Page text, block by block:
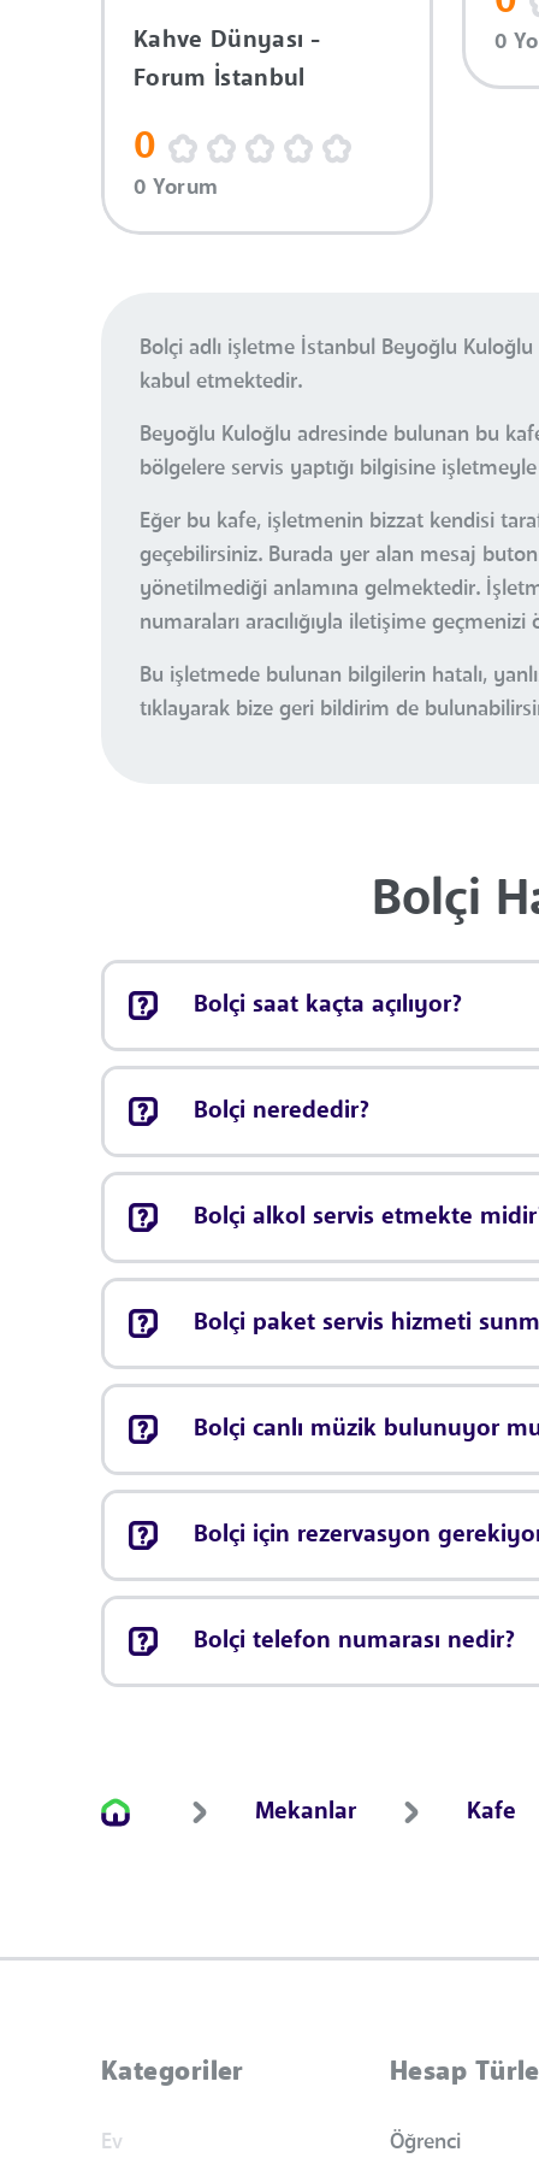
Kahve Dünyası -
Forum İstanbul
0
0 Yorum
0
Bolçi adlı işletme İstanbul Beyoğlu
kabul etmektedir.
Beyoğlu Kuloğlu adresinde bulunan bu
bölgelere servis yaptığı bilgisine
Eğer bu kafe, işletmenin bizzat kendisi
geçebilirsiniz. Burada yer alan mesaj
yönetilmediği anlamına gelmektedir.
numaraları aracılığıyla iletişime geçmenizi
Bu işletmede bulunan bilgilerin hatalı,
tıklayarak bize geri bildirim de
Bolçi
Bolçi saat kaçta açılıyor?
Bolçi nerededir?
Bolçi alkol servis etmekte
Bolçi paket servis hizmeti
Bolçi canlı müzik bulunuyor
Bolçi için rezervasyon
Bolçi telefon numarası nedir?
Mekanlar Kafe
Kategoriler
Ev
Hesap
Öğrenci